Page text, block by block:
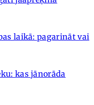
laikā: pagarināt vai
kas jānorāda